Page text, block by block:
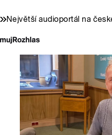
Největší audioportál na